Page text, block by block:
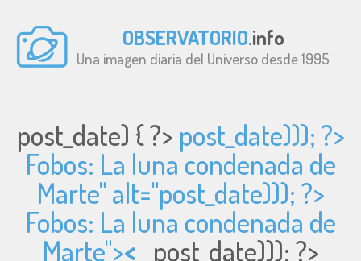
OBSERVATORIO.info
Una imagen diaria del Universo desde 1995
post_date) { ?> post_date))); ?>
Fobos: La luna condenada de
Marte" alt="post_date))); ?>
Fobos: La luna condenada de
Marte">< post_date))); ?>